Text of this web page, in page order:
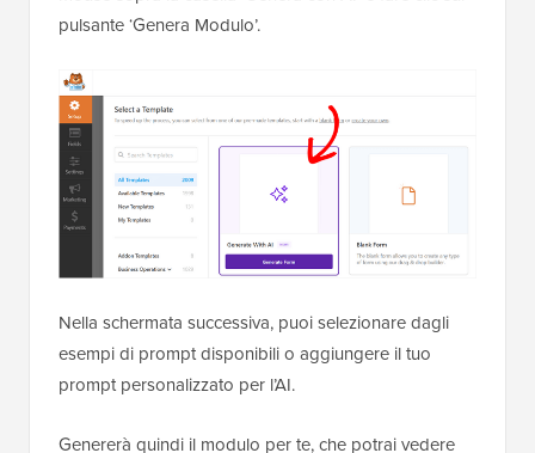
pulsante ‘Genera Modulo’.
Nella schermata successiva, puoi selezionare dagli
esempi di prompt disponibili o aggiungere il tuo
prompt personalizzato per l’AI.
Genererà quindi il modulo per te, che potrai vedere